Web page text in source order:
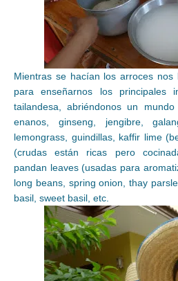
Mientras se hacían los arroces
para enseñarnos los principales
tailandesa, abriéndonos un mundo
enanos, ginseng, jengibre,
lemongrass, guindillas, kaffir lime
(crudas están ricas pero
pandan leaves (usadas para
long beans, spring onion, thay
basil, sweet basil, etc.